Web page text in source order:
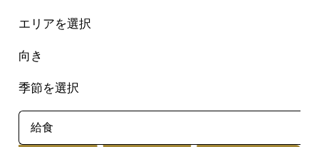
エリアを選択
向き
季節を選択